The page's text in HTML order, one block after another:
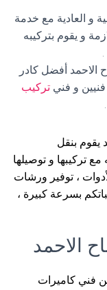
و العادية مع خدمة
و يقوم بتركيبه
الاحمد أفضل كادر
و فني تركيب
يقوم بنقل
تركيبها و توصيلها
، توفير ورشات
بسرعة كبيرة ،
الاحمد
فني كاميرات